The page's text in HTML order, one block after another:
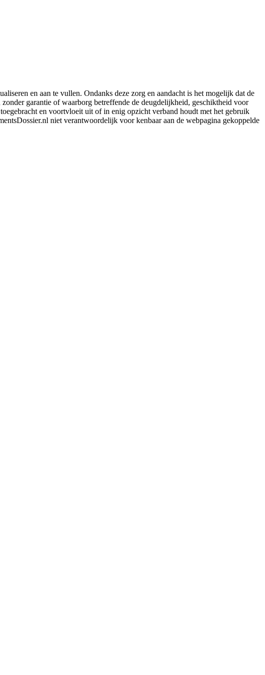
en aan te vullen. Ondanks deze zorg en aandacht is het mogelijk dat de
garantie of waarborg betreffende de deugdelijkheid, geschiktheid voor
en voortvloeit uit of in enig opzicht verband houdt met het gebruik
niet verantwoordelijk voor kenbaar aan de webpagina gekoppelde